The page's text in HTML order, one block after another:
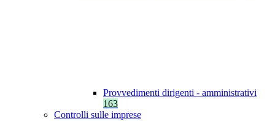
Provvedimenti dirigenti - amministrativi
163
Controlli sulle imprese